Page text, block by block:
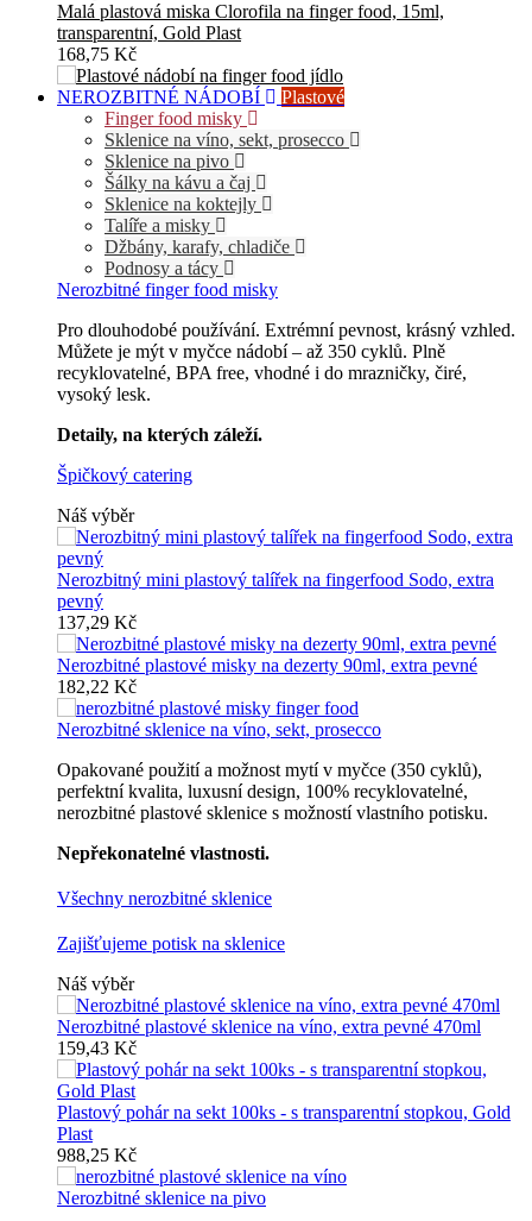
Malá plastová miska Clorofila na finger food, 15ml,
transparentní, Gold Plast
168,75 Kč
NEROZBITNÉ NÁDOBÍ
Plastové
Finger food misky
Sklenice na víno, sekt, prosecco
Sklenice na pivo
Šálky na kávu a čaj
Sklenice na koktejly
Talíře a misky
Džbány, karafy, chladiče
Podnosy a tácy
Nerozbitné finger food misky
Pro dlouhodobé používání. Extrémní pevnost, krásný vzhled.
Můžete je mýt v myčce nádobí – až 350 cyklů. Plně
recyklovatelné, BPA free, vhodné i do mrazničky, čiré,
vysoký lesk.
Detaily, na kterých záleží.
Špičkový catering
Náš výběr
Nerozbitný mini plastový talířek na fingerfood Sodo, extra
pevný
137,29 Kč
Nerozbitné plastové misky na dezerty 90ml, extra pevné
182,22 Kč
Nerozbitné sklenice na víno, sekt, prosecco
Opakované použití a možnost mytí v myčce (350 cyklů),
perfektní kvalita, luxusní design, 100% recyklovatelné,
nerozbitné plastové sklenice s možností vlastního potisku.
Nepřekonatelné vlastnosti.
Všechny nerozbitné sklenice
Zajišťujeme potisk na sklenice
Náš výběr
Nerozbitné plastové sklenice na víno, extra pevné 470ml
159,43 Kč
Plastový pohár na sekt 100ks - s transparentní stopkou, Gold
Plast
988,25 Kč
Nerozbitné sklenice na pivo